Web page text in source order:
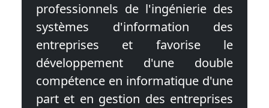
professionnels de l'ingénierie des
systèmes d'information des
entreprises et favorise le
développement d'une double
compétence en informatique d'une
part et en gestion des entreprises